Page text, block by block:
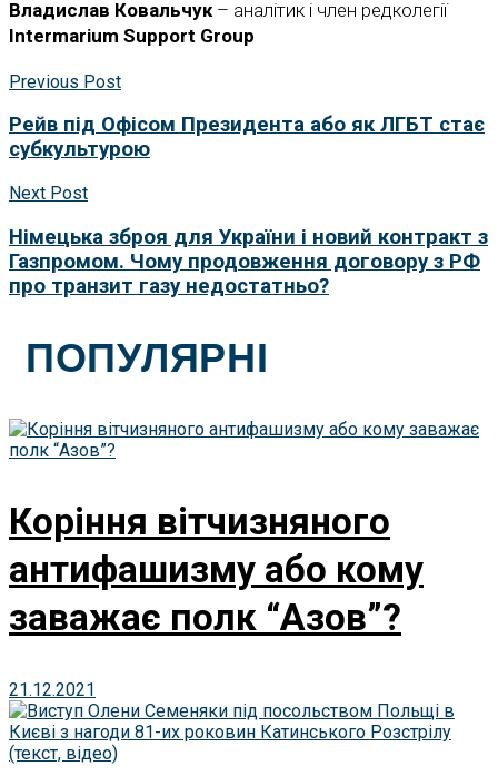
Владислав Ковальчук – аналітик і член редколегії
Intermarium Support Group
Previous Post
Рейв під Офісом Президента або як ЛГБТ стає
субкультурою
Next Post
Німецька зброя для України і новий контракт з
Газпромом. Чому продовження договору з РФ
про транзит газу недостатньо?
ПОПУЛЯРНІ
Коріння вітчизняного
антифашизму або кому
заважає полк “Азов”?
21.12.2021